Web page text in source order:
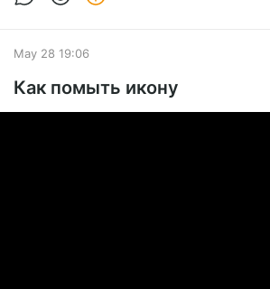
May 28 19:06
Как помыть икону